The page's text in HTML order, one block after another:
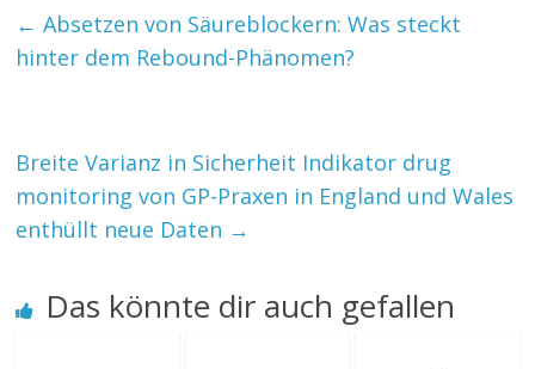
← Absetzen von Säureblockern: Was steckt
hinter dem Rebound-Phänomen?
Breite Varianz in Sicherheit Indikator drug
monitoring von GP-Praxen in England und Wales
enthüllt neue Daten →
Das könnte dir auch gefallen